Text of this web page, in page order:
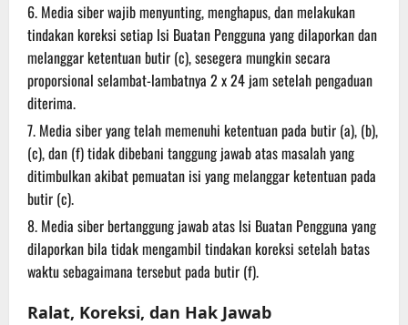
Media siber wajib menyunting, menghapus, dan melakukan
tindakan koreksi setiap Isi Buatan Pengguna yang dilaporkan dan
melanggar ketentuan butir (c), sesegera mungkin secara
proporsional selambat-lambatnya 2 x 24 jam setelah pengaduan
diterima.
Media siber yang telah memenuhi ketentuan pada butir (a), (b),
(c), dan (f) tidak dibebani tanggung jawab atas masalah yang
ditimbulkan akibat pemuatan isi yang melanggar ketentuan pada
butir (c).
Media siber bertanggung jawab atas Isi Buatan Pengguna yang
dilaporkan bila tidak mengambil tindakan koreksi setelah batas
waktu sebagaimana tersebut pada butir (f).
Ralat, Koreksi, dan Hak Jawab